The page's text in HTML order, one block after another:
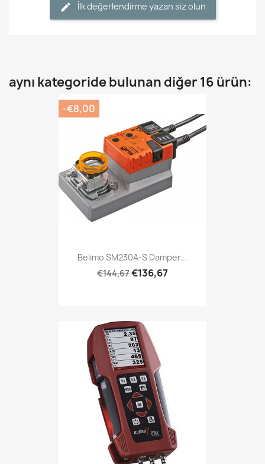
İlk değerlendirme yazan siz olun
aynı kategoride bulunan diğer 16 ürün:
Belimo SM230A-S Damper...
€144,67€136,67
-€8,00